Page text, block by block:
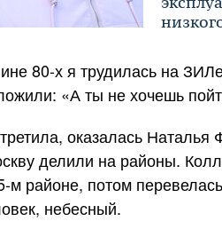
80-х я трудилась на
«А ты не хочешь
оказалась
делили на районы.
м районе, потом
небесный.